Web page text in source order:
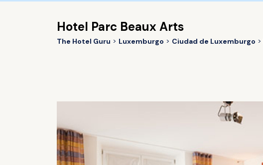
Hotel Parc Beaux Arts
The Hotel Guru Luxemburgo Ciudad de Luxemburgo